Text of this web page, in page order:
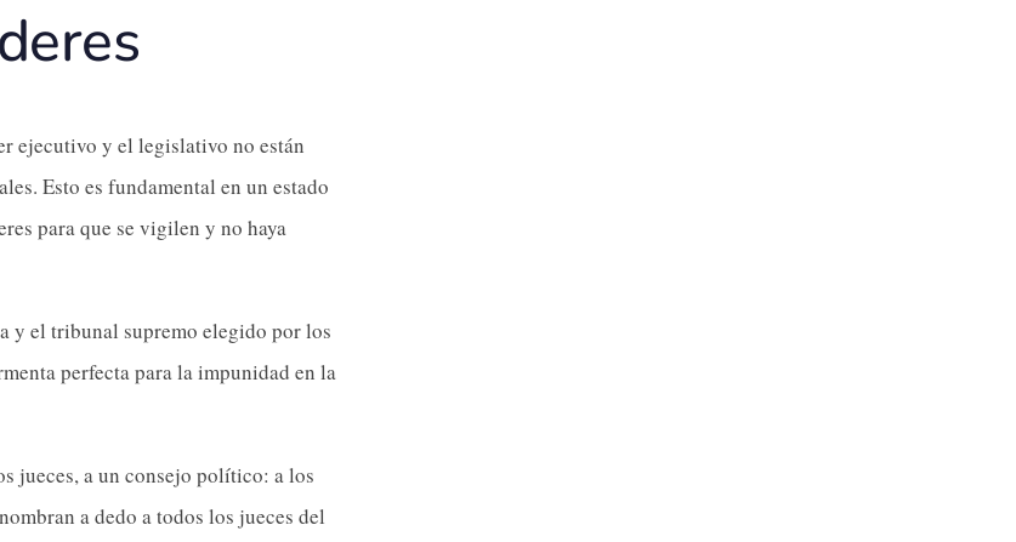
ejecutivo y el legislativo no están
Esto es fundamental en un estado
para que se vigilen y no haya
y el tribunal supremo elegido por los
perfecta para la impunidad en la
jueces, a un consejo político: a los
a dedo a todos los jueces del